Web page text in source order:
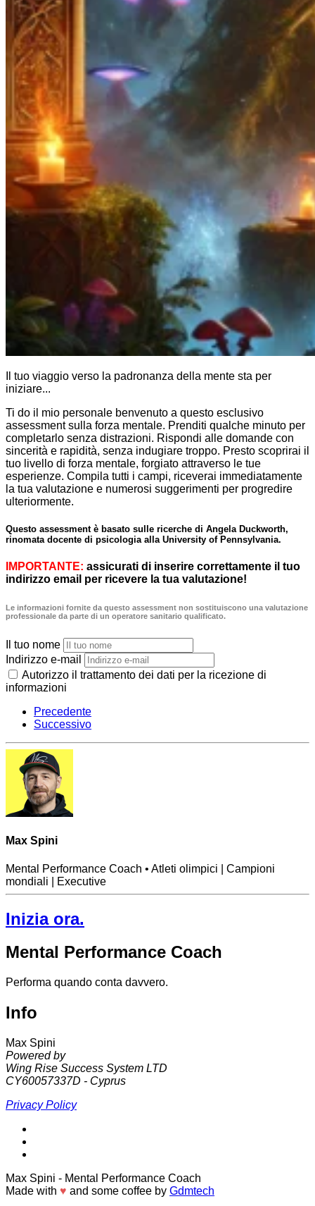
Il tuo viaggio verso la padronanza della mente sta per
iniziare...
Ti do il mio personale benvenuto a questo esclusivo
assessment sulla forza mentale. Prenditi qualche minuto per
completarlo senza distrazioni. Rispondi alle domande con
sincerità e rapidità, senza indugiare troppo. Presto scoprirai il
tuo livello di forza mentale, forgiato attraverso le tue
esperienze. Compila tutti i campi, riceverai immediatamente
la tua valutazione e numerosi suggerimenti per progredire
ulteriormente.
Questo assessment è basato sulle ricerche di Angela Duckworth,
rinomata docente di psicologia alla University of Pennsylvania.
IMPORTANTE: assicurati di inserire correttamente il tuo
indirizzo email per ricevere la tua valutazione!
Le informazioni fornite da questo assessment non sostituiscono una valutazione
professionale da parte di un operatore sanitario qualificato.
Il tuo nome
Indirizzo e-mail
Autorizzo il trattamento dei dati per la ricezione di
informazioni
Precedente
Successivo
Max Spini
Mental Performance Coach • Atleti olimpici | Campioni
mondiali | Executive
Inizia ora.
Mental Performance Coach
Performa quando conta davvero.
Info
Max Spini
Powered by
Wing Rise Success System LTD
CY60057337D - Cyprus
Privacy Policy
Max Spini - Mental Performance Coach
Made with ♥ and some coffee by Gdmtech